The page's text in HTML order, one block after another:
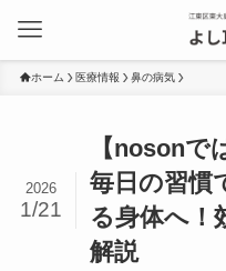
ホーム 医療情報 鼻の病気
【nosonで
毎日の習慣
る身体へ！
解説
2026
1/21